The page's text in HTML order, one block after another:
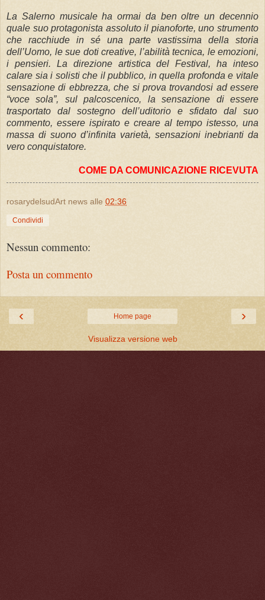
La Salerno musicale ha ormai da ben oltre un decennio
quale suo protagonista assoluto il pianoforte, uno strumento
che racchiude in sé una parte vastissima della storia
dell’Uomo, le sue doti creative, l’abilità tecnica, le emozioni,
i pensieri. La direzione artistica del Festival, ha inteso
calare sia i solisti che il pubblico, in quella profonda e vitale
sensazione di ebbrezza, che si prova trovandosi ad essere
“voce sola”, sul palcoscenico, la sensazione di essere
trasportato dal sostegno dell’uditorio e sfidato dal suo
commento, essere ispirato e creare al tempo istesso, una
massa di suono d’infinita varietà, sensazioni inebrianti da
vero conquistatore.
COME DA COMUNICAZIONE RICEVUTA
rosarydelsudArt news alle 02:36
Condividi
Nessun commento:
Posta un commento
‹ ›
Home page
Visualizza versione web